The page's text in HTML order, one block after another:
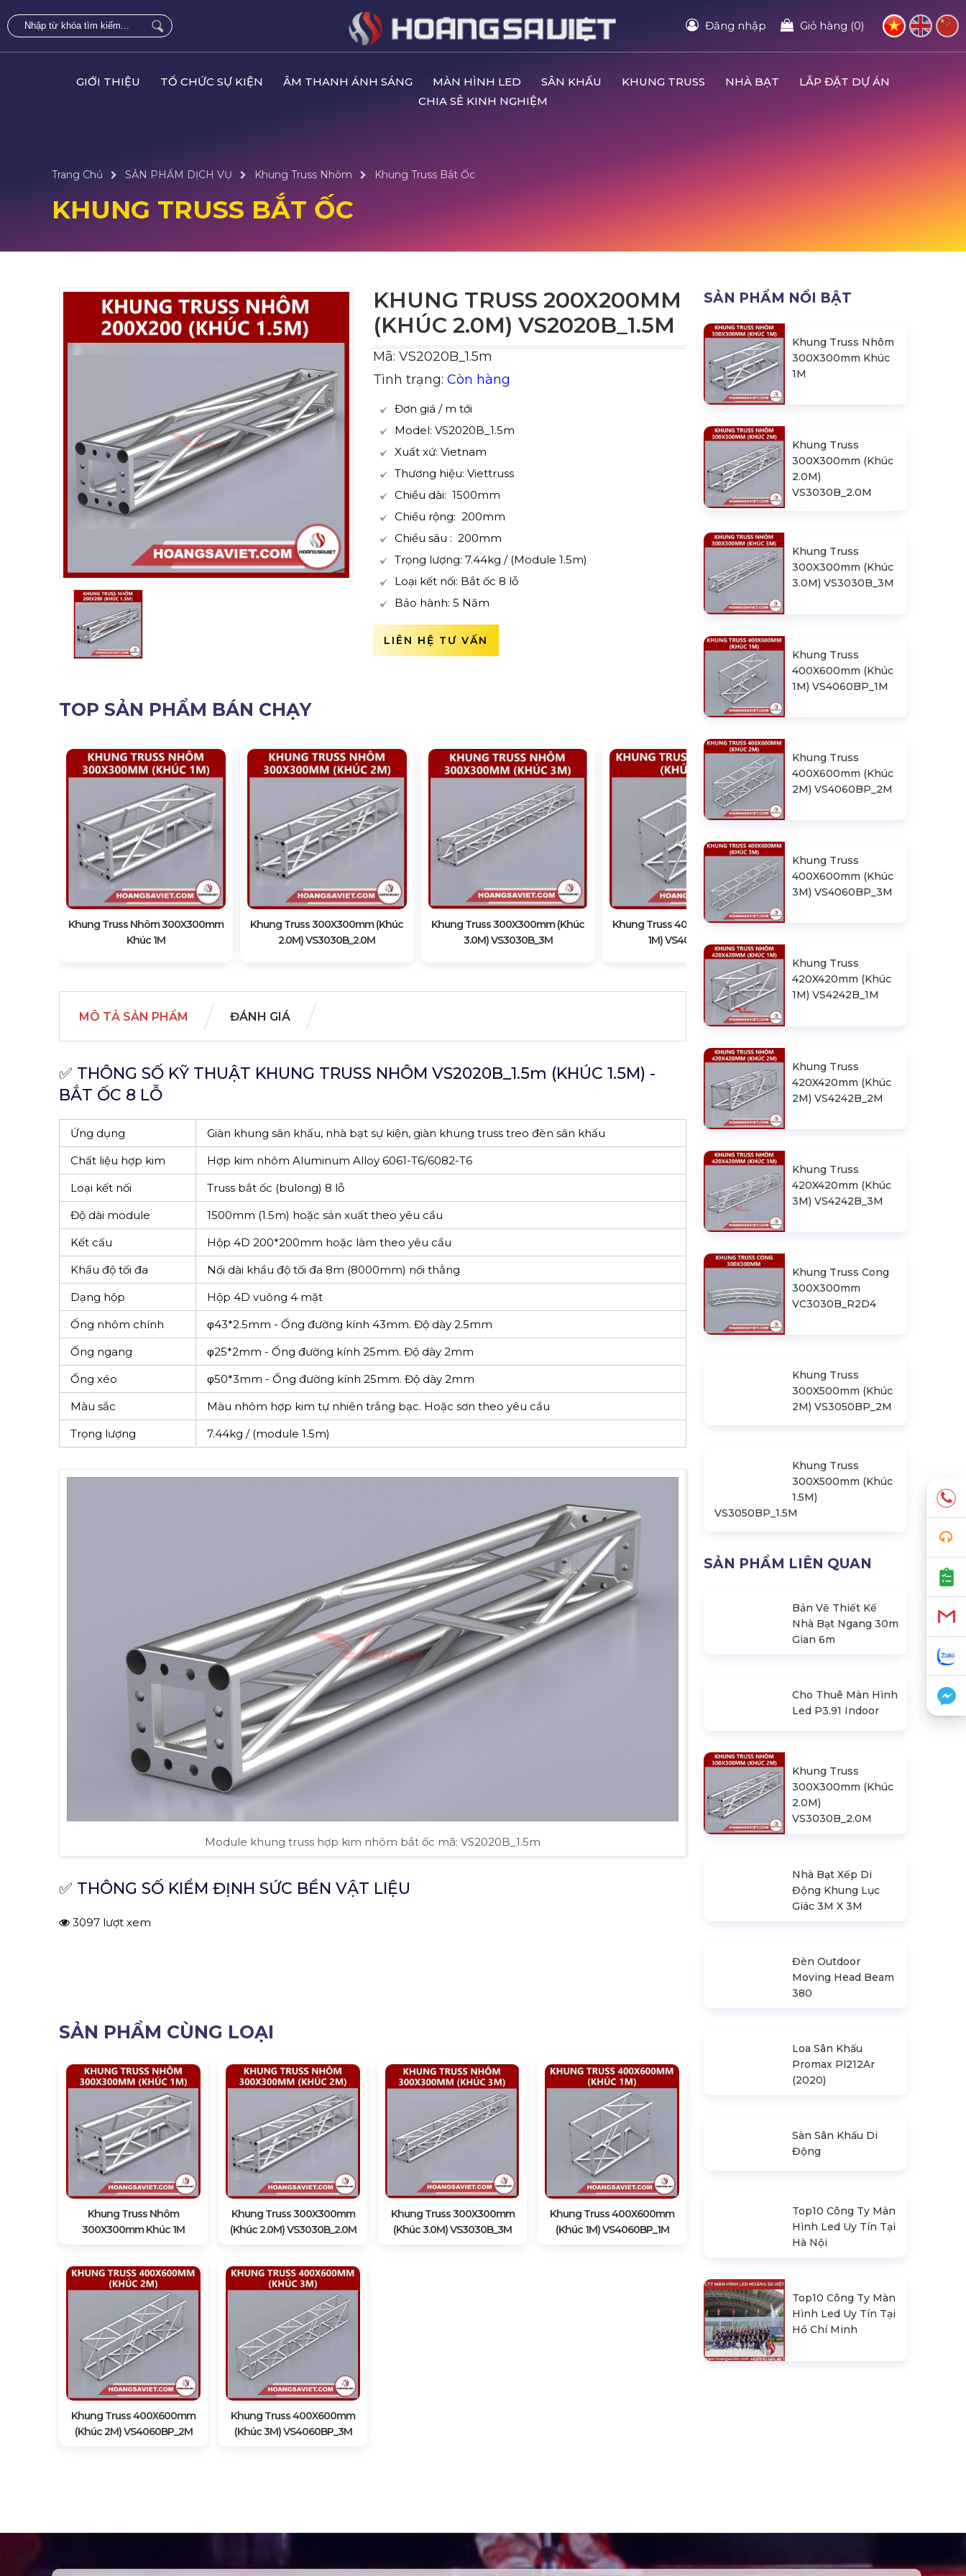
Đăng nhập Giỏ hàng (0)
GIỚI THIỆU TỔ CHỨC SỰ KIỆN ÂM THANH ÁNH SÁNG MÀN HÌNH LED SÂN KHẤU KHUNG TRUSS NHÀ BẠT
LẮP ĐẶT DỰ ÁN
CHIA SẺ KINH NGHIỆM
Trang Chủ SẢN PHẨM DỊCH VỤ Khung Truss Nhôm Khung Truss Bắt Ốc
KHUNG TRUSS BẮT ỐC
KHUNG TRUSS 200X200MM
(KHÚC 2.0M) VS2020B_1.5M
Mã: VS2020B_1.5m
Tình trạng: Còn hàng
Đơn giá / m tới
Model: VS2020B_1.5m
Xuất xứ: Vietnam
Thương hiệu: Viettruss
Chiều dài: 1500mm
Chiều rộng: 200mm
Chiều sâu : 200mm
Trọng lượng: 7.44kg / (Module 1.5m)
Loại kết nối: Bắt ốc 8 lỗ
Bảo hành: 5 Năm
LIÊN HỆ TƯ VẤN
TOP SẢN PHẨM BÁN CHẠY
Khung Truss Nhôm 300X300mm
Khúc 1M
Khung Truss 300X300mm (Khúc
2.0M) VS3030B_2.0M
Khung Truss 300X300mm (Khúc
3.0M) VS3030B_3M
Khung Truss 400X600mm (Khúc
1M) VS4060BP_1M
Khung Truss 400X600mm (Khúc
2M) VS4060BP_2M
MÔ TẢ SẢN PHẨM ĐÁNH GIÁ
✅ THÔNG SỐ KỸ THUẬT KHUNG TRUSS NHÔM VS2020B_1.5m (KHÚC 1.5M) -
BẮT ỐC 8 LỖ
Ứng dụng
Giàn khung sân khấu, nhà bạt sự kiện, giàn khung truss treo đèn sân khấu
Chất liệu hợp kim
Hợp kim nhôm Aluminum Alloy 6061-T6/6082-T6
Loại kết nối
Truss bắt ốc (bulong) 8 lỗ
Độ dài module
1500mm (1.5m) hoặc sản xuất theo yêu cầu
Kết cấu
Hộp 4D 200*200mm hoặc làm theo yêu cầu
Khẩu độ tối đa
Nối dài khẩu độ tối đa 8m (8000mm) nối thẳng
Dạng hộp
Hộp 4D vuông 4 mặt
Ống nhôm chính
φ43*2.5mm - Ống đường kính 43mm. Độ dày 2.5mm
Ống ngang
φ25*2mm - Ống đường kính 25mm. Độ dày 2mm
Ống xéo
φ50*3mm - Ống đường kính 25mm. Độ dày 2mm
Màu sắc
Màu nhôm hợp kim tự nhiên trắng bạc. Hoặc sơn theo yêu cầu
Trọng lượng
7.44kg / (module 1.5m)
Module khung truss hợp kim nhôm bắt ốc mã: VS2020B_1.5m
✅ THÔNG SỐ KIỂM ĐỊNH SỨC BỀN VẬT LIỆU
3097 lượt xem
SẢN PHẨM CÙNG LOẠI
Khung Truss Nhôm
300X300mm Khúc 1M
Khung Truss 300X300mm
(Khúc 2.0M) VS3030B_2.0M
Khung Truss 300X300mm
(Khúc 3.0M) VS3030B_3M
Khung Truss 400X600mm
(Khúc 1M) VS4060BP_1M
Khung Truss 400X600mm
(Khúc 2M) VS4060BP_2M
Khung Truss 400X600mm
(Khúc 3M) VS4060BP_3M
SẢN PHẨM NỔI BẬT
Khung Truss Nhôm
300X300mm Khúc
1M
Khung Truss
300X300mm (Khúc
2.0M)
VS3030B_2.0M
Khung Truss
300X300mm (Khúc
3.0M) VS3030B_3M
Khung Truss
400X600mm (Khúc
1M) VS4060BP_1M
Khung Truss
400X600mm (Khúc
2M) VS4060BP_2M
Khung Truss
400X600mm (Khúc
3M) VS4060BP_3M
Khung Truss
420X420mm (Khúc
1M) VS4242B_1M
Khung Truss
420X420mm (Khúc
2M) VS4242B_2M
Khung Truss
420X420mm (Khúc
3M) VS4242B_3M
Khung Truss Cong
300X300mm
VC3030B_R2D4
Khung Truss
300X500mm (Khúc
2M) VS3050BP_2M
Khung Truss
300X500mm (Khúc
1.5M)
Bản Vẽ Thiết Kế
Nhà Bạt Ngang 30m
Khung Truss
VS3030B_2.0M
Giác 3M X 3M
Moving Head Beam
380
Loa Sân Khấu
Promax Pl212Ar
Sàn Sân Khấu Di